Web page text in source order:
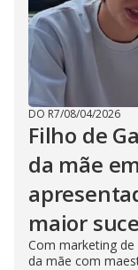
DO R7/08/04/2026
Filho de
da mãe
maior
Com marketing
da mãe com